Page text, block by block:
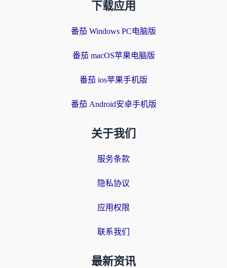
下载应用
番茄 Windows PC电脑版
番茄 macOS苹果电脑版
番茄 ios苹果手机版
番茄 Android安卓手机版
关于我们
服务条款
隐私协议
应用权限
联系我们
最新资讯